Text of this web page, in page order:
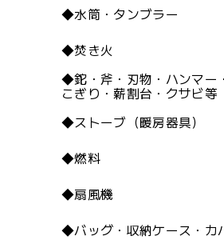
◆水筒・タンブラー
◆焚き火
◆鉈・斧・刃物・ハンマー
こぎり・薪割台・クサビ等
◆ストーブ（暖房器具）
◆燃料
◆扇風機
◆バッグ・収納ケース・カ